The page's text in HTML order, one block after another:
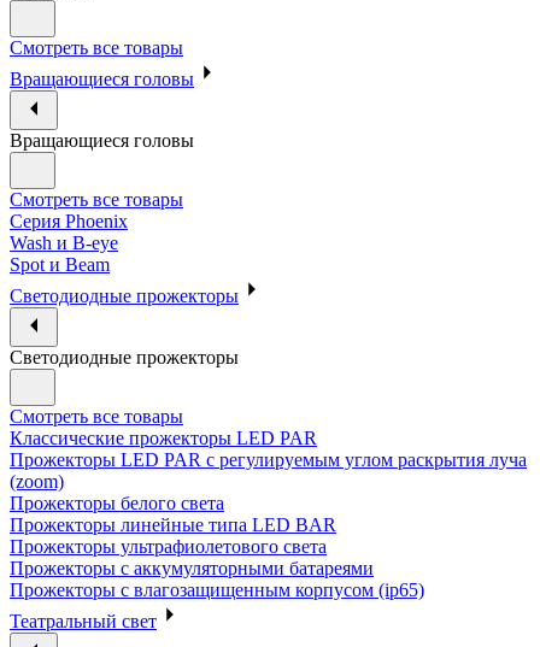
Смотреть все товары
Вращающиеся головы
Вращающиеся головы
Смотреть все товары
Cерия Phoenix
Wash и B-eye
Spot и Beam
Cветодиодные прожекторы
Cветодиодные прожекторы
Смотреть все товары
Классические прожекторы LED PAR
Прожекторы LED PAR c регулируемым углом раскрытия луча
(zoom)
Прожекторы белого света
Прожекторы линейные типа LED BAR
Прожекторы ультрафиолетового света
Прожекторы с аккумуляторными батареями
Прожекторы с влагозащищенным корпусом (ip65)
Театральный свет